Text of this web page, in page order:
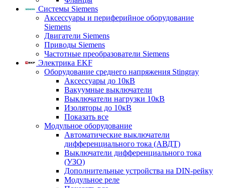
Системы Siemens
Аксессуары и периферийное оборудование
Siemens
Двигатели Siemens
Приводы Siemens
Частотные преобразователи Siemens
Электрика EKF
Оборудование среднего напряжения Stingray
Аксессуары до 10кВ
Вакуумные выключатели
Выключатели нагрузки 10кВ
Изоляторы до 10кВ
Показать все
Модульное оборудование
Автоматические выключатели
дифференциального тока (АВДТ)
Выключатели дифференциального тока
(УЗО)
Дополнительные устройства на DIN-рейку
Модульное реле